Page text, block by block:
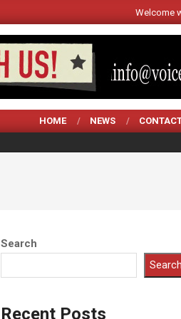
Welcome
HOME NEWS
Search
Search
Recent Posts